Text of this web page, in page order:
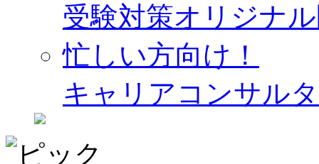
受験対策オリジナ
忙しい方向け！
キャリアコンサル